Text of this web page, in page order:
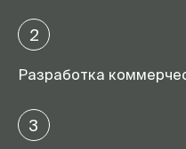
2
Разработка
3